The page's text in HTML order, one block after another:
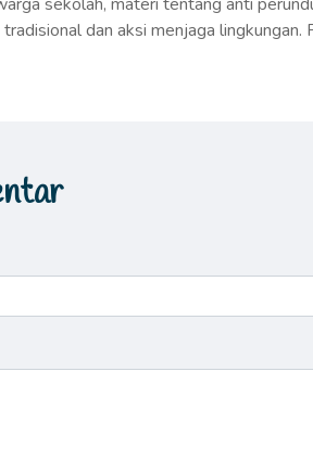
dan aksi menjaga